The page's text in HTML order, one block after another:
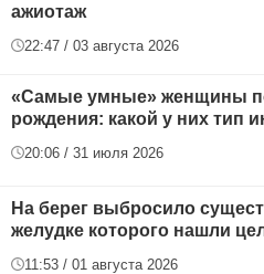
ажиотаж
22:47 / 03 августа 2026
«Самые умные» женщины
рождения: какой у них тип
20:06 / 31 июля 2026
На берег выбросило
желудке которого нашли
11:53 / 01 августа 2026